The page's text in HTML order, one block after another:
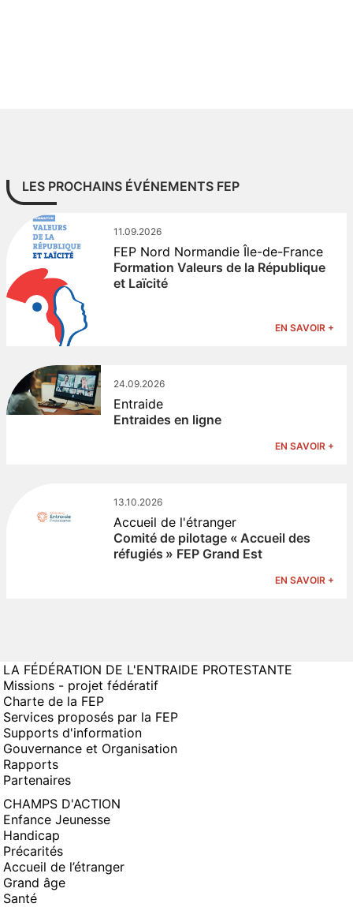
LES PROCHAINS ÉVÉNEMENTS FEP
11.09.2026
FEP Nord Normandie Île-de-France
Formation Valeurs de la République
et Laïcité
EN SAVOIR +
24.09.2026
Entraide
Entraides en ligne
EN SAVOIR +
13.10.2026
Accueil de l'étranger
Comité de pilotage « Accueil des
réfugiés » FEP Grand Est
EN SAVOIR +
LA FÉDÉRATION DE L'ENTRAIDE PROTESTANTE
Missions - projet fédératif
Charte de la FEP
Services proposés par la FEP
Supports d'information
Gouvernance et Organisation
Rapports
Partenaires
CHAMPS D'ACTION
Enfance Jeunesse
Handicap
Précarités
Accueil de l’étranger
Grand âge
Santé